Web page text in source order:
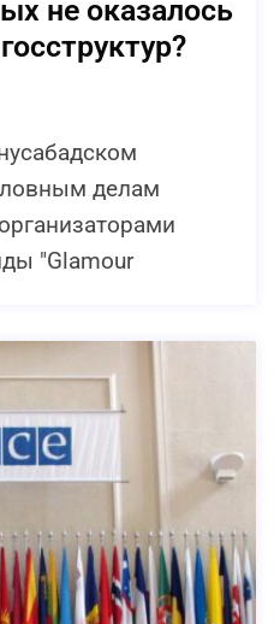
не оказалось
делам
"Glamour